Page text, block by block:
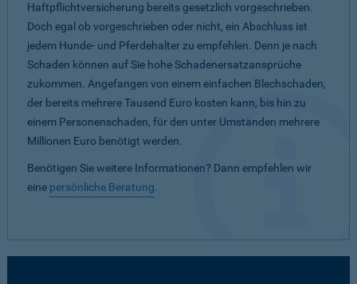
Haftpflichtversicherung bereits gesetzlich vorgeschrieben.
Doch egal ob vorgeschrieben oder nicht, ein Abschluss ist
jedem Hunde- und Pferdehalter zu empfehlen. Denn je nach
Schaden können auf Sie hohe Schadenersatzansprüche
zukommen. Angefangen von einem einfachen Blechschaden,
der bereits mehrere Tausend Euro kosten kann, bis hin zu
einem Personenschaden, für den unter Umständen mehrere
Millionen Euro benötigt werden.
Benötigen Sie weitere Informationen? Dann empfehlen wir
eine persönliche Beratung.